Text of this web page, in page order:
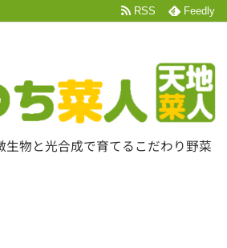
生物と光合成で育てるこだわり野菜
RSS Feedly